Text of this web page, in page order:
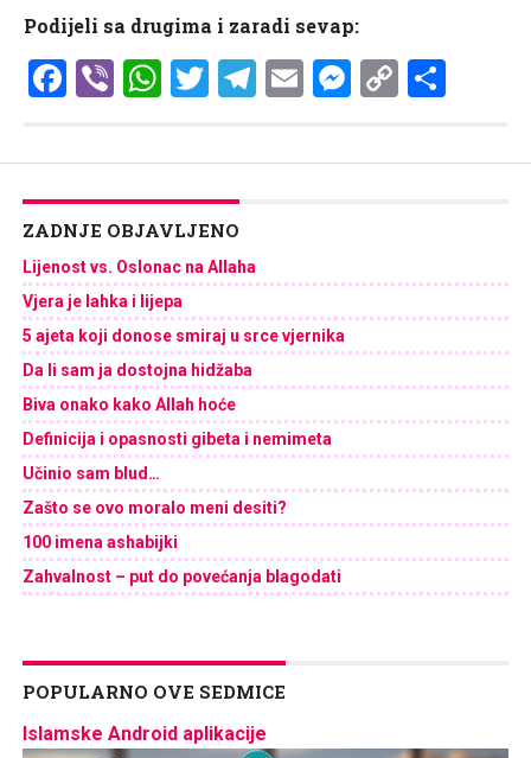
Podijeli sa drugima i zaradi sevap:
Facebook
ViberWhatsApp
Twitter
Telegram
EmailCopy
ZADNJE OBJAVLJENO
Lijenost vs. Oslonac na Allaha
Vjera je lahka i lijepa
5 ajeta koji donose smiraj u srce vjernika
Da li sam ja dostojna hidžaba
Biva onako kako Allah hoće
Definicija i opasnosti gibeta i nemimeta
Učinio sam blud…
Zašto se ovo moralo meni desiti?
100 imena ashabijki
Zahvalnost – put do povećanja blagodati
POPULARNO OVE SEDMICE
Islamske Android aplikacije